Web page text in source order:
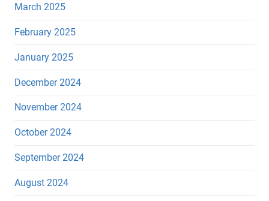
March 2025
February 2025
January 2025
December 2024
November 2024
October 2024
September 2024
August 2024